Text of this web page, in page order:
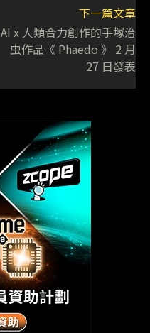
下一篇文章
AI x 人類合力創作的手塚治
虫作品《 Phaedo 》 2 月
27 日發表